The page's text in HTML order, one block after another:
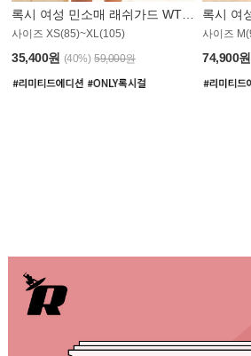
사이즈 XS(85)~XL(105)
35,400원 (40%) 59,000원
사이즈
74,900원